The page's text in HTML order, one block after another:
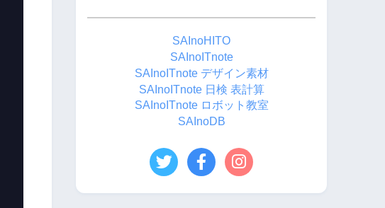
SAInoHITO
SAInoITnote
SAInoITnote デザイン素材
SAInoITnote 日検 表計算
SAInoITnote ロボット教室
SAInoDB